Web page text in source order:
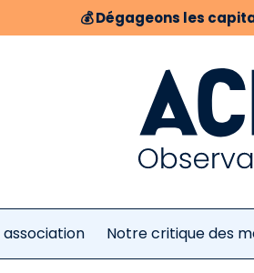
💰Dégageons les
Notre critique des